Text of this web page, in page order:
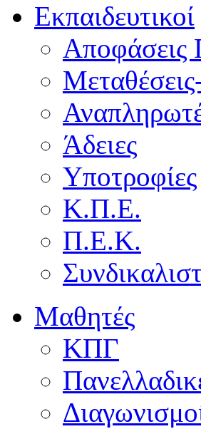
Εκπαιδευτικοί
Άδειες
Υποτροφίες
Κ.Π.Ε.
Π.Ε.Κ.
Μαθητές
ΚΠΓ